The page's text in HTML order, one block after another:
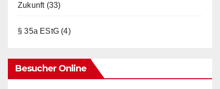
Zukunft(33)
§ 35a EStG (4)
Besucher Online